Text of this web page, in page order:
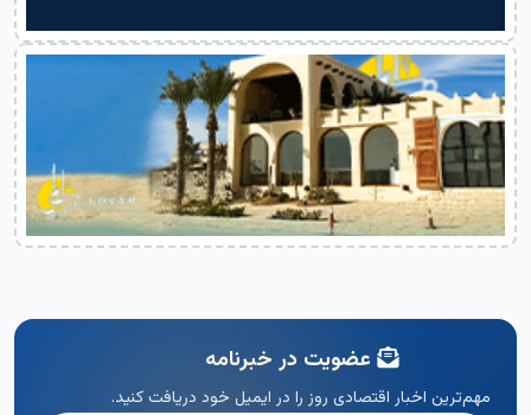
عضویت در خبرنامه
مهم‌ترین اخبار اقتصادی روز را در ایمیل خود دریافت کنید.